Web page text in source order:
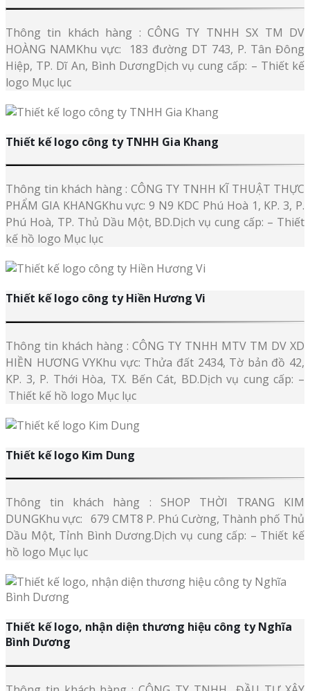
Thông tin khách hàng : CÔNG TY TNHH SX TM DV
HOÀNG NAMKhu vực: 183 đường DT 743, P. Tân Đông
Hiệp, TP. Dĩ An, Bình DươngDịch vụ cung cấp: – Thiết kế
logo Mục lục
Thiết kế logo công ty TNHH Gia Khang
Thông tin khách hàng : CÔNG TY TNHH KĨ THUẬT THỰC
PHẨM GIA KHANGKhu vực: 9 N9 KDC Phú Hoà 1, KP. 3, P.
Phú Hoà, TP. Thủ Dầu Một, BD.Dịch vụ cung cấp: – Thiết
kế hồ logo Mục lục
Thiết kế logo công ty Hiền Hương Vi
Thông tin khách hàng : CÔNG TY TNHH MTV TM DV XD
HIỀN HƯƠNG VYKhu vực: Thửa đất 2434, Tờ bản đồ 42,
KP. 3, P. Thới Hòa, TX. Bến Cát, BD.Dịch vụ cung cấp: –
Thiết kế hồ logo Mục lục
Thiết kế logo Kim Dung
Thông tin khách hàng : SHOP THỜI TRANG KIM
DUNGKhu vực: 679 CMT8 P. Phú Cường, Thành phố Thủ
Dầu Một, Tỉnh Bình Dương.Dịch vụ cung cấp: – Thiết kế
hồ logo Mục lục
Thiết kế logo, nhận diện thương hiệu công ty Nghĩa
Bình Dương